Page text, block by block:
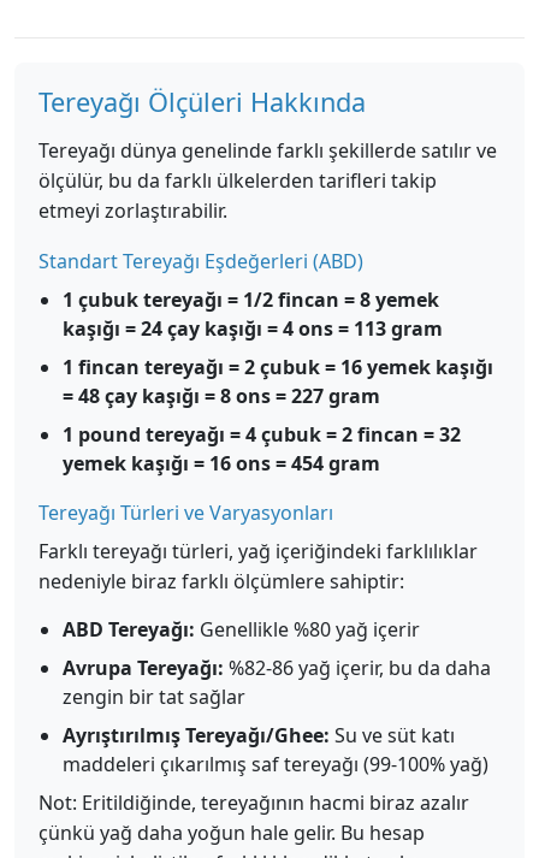
Tereyağı Ölçüleri Hakkında
Tereyağı dünya genelinde farklı şekillerde satılır ve
ölçülür, bu da farklı ülkelerden tarifleri takip
etmeyi zorlaştırabilir.
Standart Tereyağı Eşdeğerleri (ABD)
1 çubuk tereyağı = 1/2 fincan = 8 yemek
kaşığı = 24 çay kaşığı = 4 ons = 113 gram
1 fincan tereyağı = 2 çubuk = 16 yemek kaşığı
= 48 çay kaşığı = 8 ons = 227 gram
1 pound tereyağı = 4 çubuk = 2 fincan = 32
yemek kaşığı = 16 ons = 454 gram
Tereyağı Türleri ve Varyasyonları
Farklı tereyağı türleri, yağ içeriğindeki farklılıklar
nedeniyle biraz farklı ölçümlere sahiptir:
ABD Tereyağı: Genellikle %80 yağ içerir
Avrupa Tereyağı: %82-86 yağ içerir, bu da daha
zengin bir tat sağlar
Ayrıştırılmış Tereyağı/Ghee: Su ve süt katı
maddeleri çıkarılmış saf tereyağı (99-100% yağ)
Not: Eritildiğinde, tereyağının hacmi biraz azalır
çünkü yağ daha yoğun hale gelir. Bu hesap